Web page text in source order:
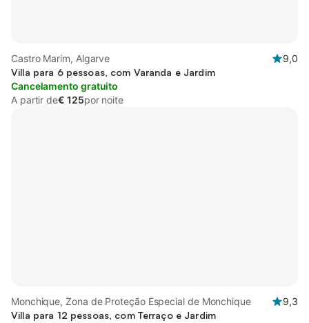
Castro Marim, Algarve
9,0
Villa para 6 pessoas, com Varanda e Jardim
Cancelamento gratuito
A partir de€ 125por noite
Monchique, Zona de Proteção Especial de Monchique
9,3
Villa para 12 pessoas, com Terraço e Jardim